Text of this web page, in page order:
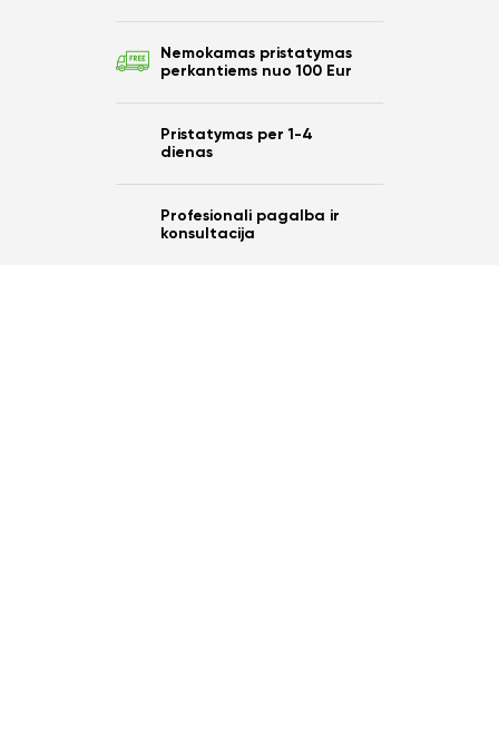
Nemokamas pristatymas
perkantiems nuo 100 Eur
Pristatymas per 1-4
dienas
Profesionali pagalba ir
konsultacija